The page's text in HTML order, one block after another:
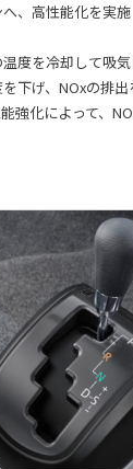
、高性能化を実施
度を冷却して吸
下げ、NOxの排
強化によって、